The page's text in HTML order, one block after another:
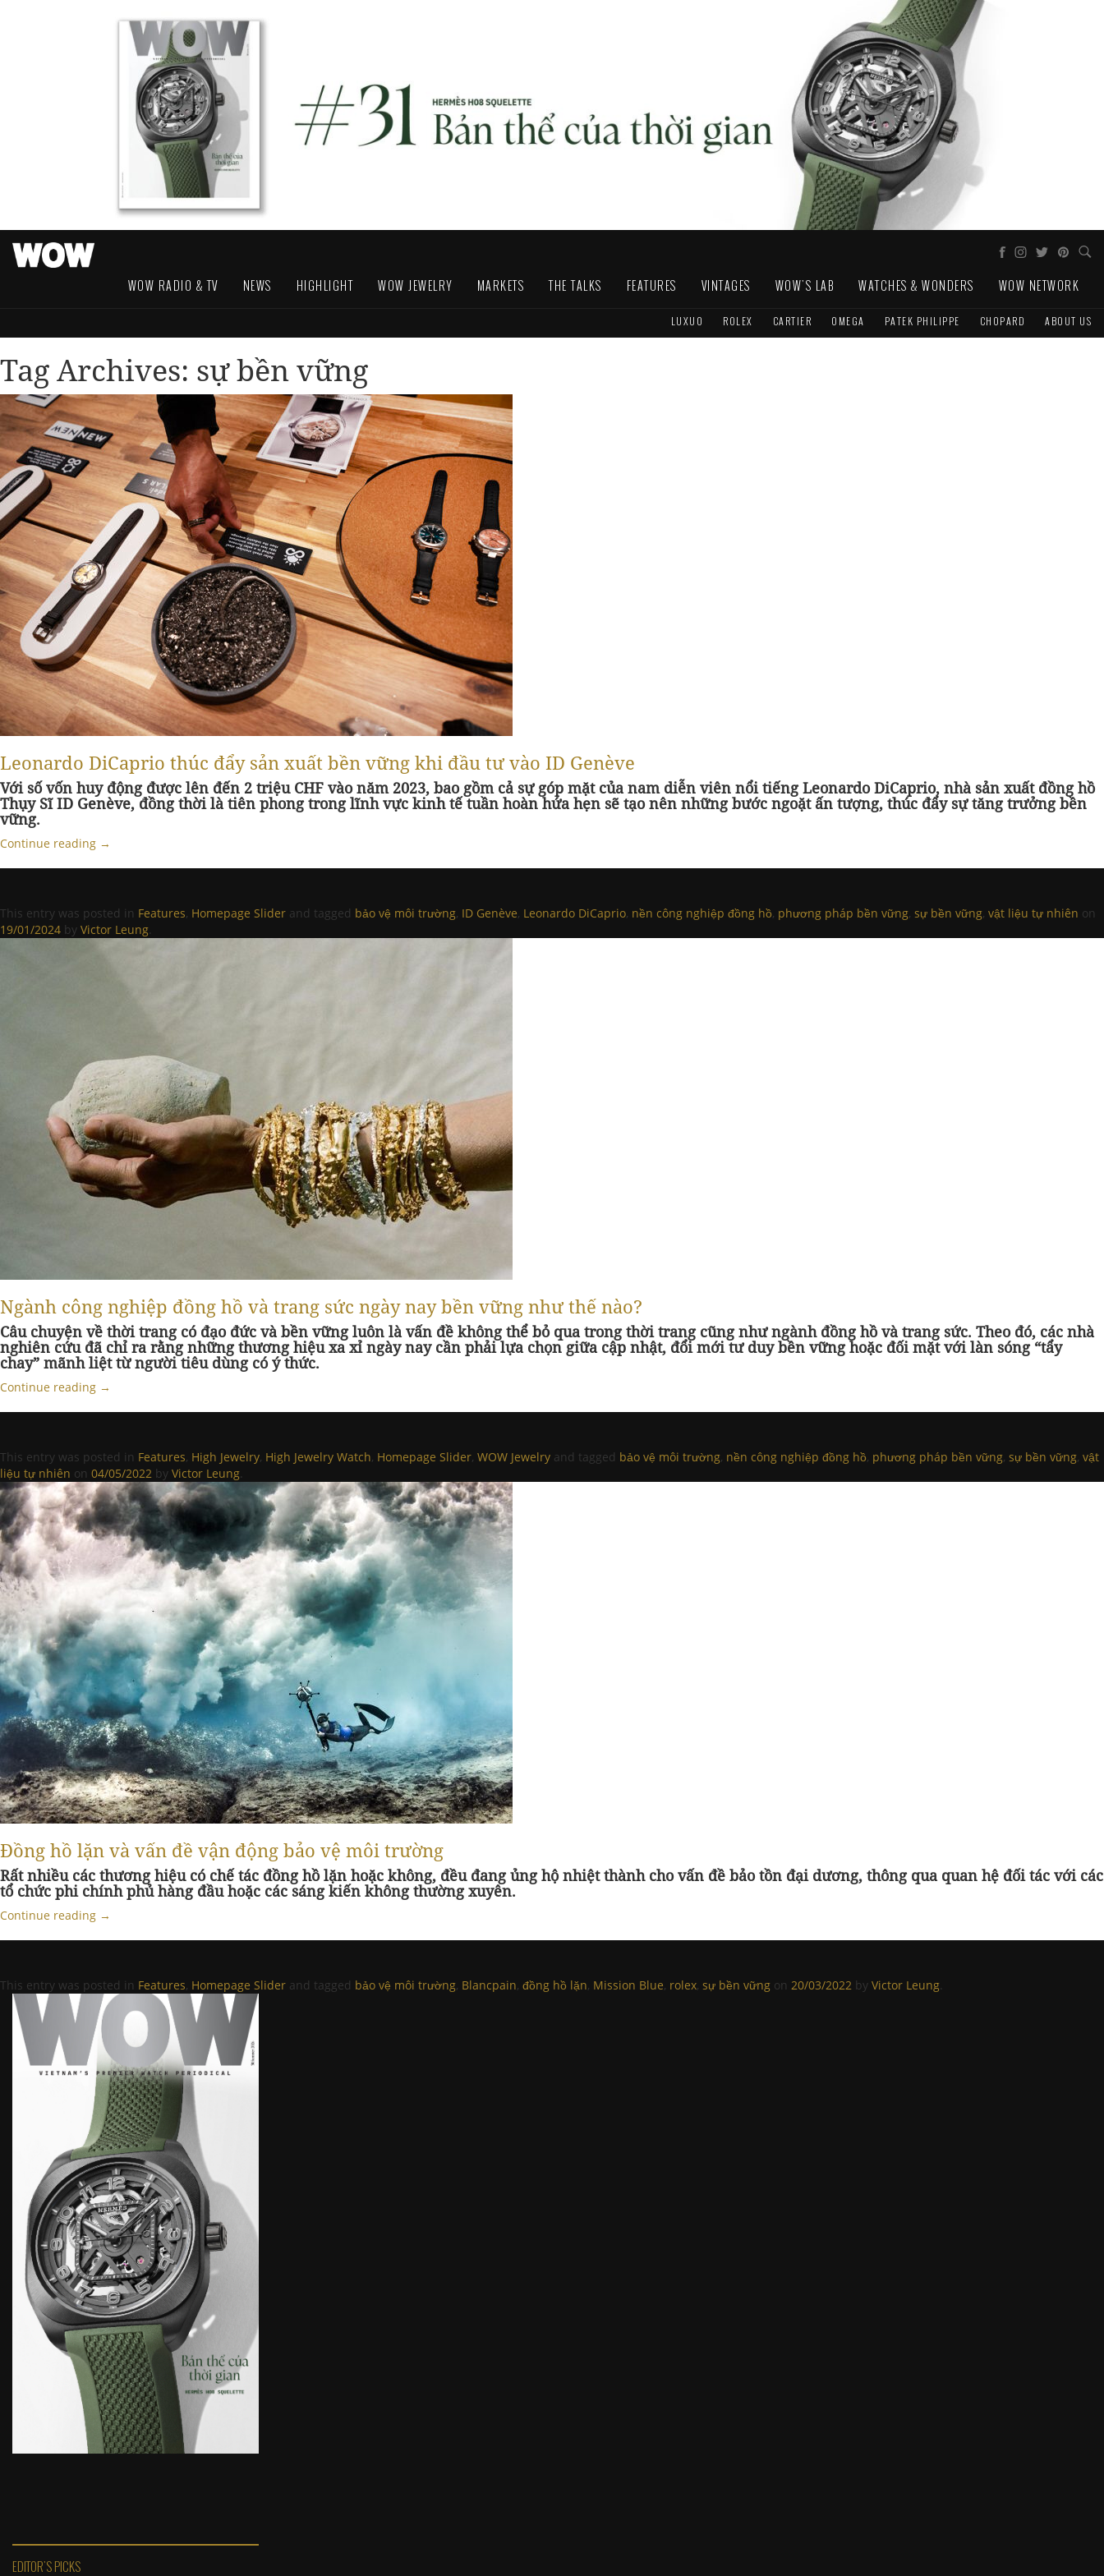
WOW RADIO & TV NEWS HIGHLIGHT WOW JEWELRY MARKETS THE TALKS FEATURES VINTAGES WOW'S LAB WATCHES & WONDERS WOW NETWORK
LUXUO ROLEX CARTIER OMEGA PATEK PHILIPPE CHOPARD ABOUT US
Tag Archives: sự bền vững
Leonardo DiCaprio thúc đẩy sản xuất bền vững khi đầu tư vào ID Genève
Với số vốn huy động được lên đến 2 triệu CHF vào năm 2023, bao gồm cả sự góp mặt của nam diễn viên nổi tiếng Leonardo DiCaprio, nhà sản xuất đồng hồ
Thụy Sĩ ID Genève, đồng thời là tiên phong trong lĩnh vực kinh tế tuần hoàn hứa hẹn sẽ tạo nên những bước ngoặt ấn tượng, thúc đẩy sự tăng trưởng bền
vững.
Continue reading →
This entry was posted in Features, Homepage Slider and tagged bảo vệ môi trường, ID Genève, Leonardo DiCaprio, nền công nghiệp đồng hồ, phương pháp bền vững, sự bền vững, vật liệu tự nhiên on
19/01/2024 by Victor Leung.
Ngành công nghiệp đồng hồ và trang sức ngày nay bền vững như thế nào?
Câu chuyện về thời trang có đạo đức và bền vững luôn là vấn đề không thể bỏ qua trong thời trang cũng như ngành đồng hồ và trang sức. Theo đó, các nhà
nghiên cứu đã chỉ ra rằng những thương hiệu xa xỉ ngày nay cần phải lựa chọn giữa cập nhật, đổi mới tư duy bền vững hoặc đối mặt với làn sóng “tẩy
chay” mãnh liệt từ người tiêu dùng có ý thức.
Continue reading →
This entry was posted in Features, High Jewelry, High Jewelry Watch, Homepage Slider, WOW Jewelry and tagged bảo vệ môi trường, nền công nghiệp đồng hồ, phương pháp bền vững, sự bền vững, vật
liệu tự nhiên on 04/05/2022 by Victor Leung.
Đồng hồ lặn và vấn đề vận động bảo vệ môi trường
Rất nhiều các thương hiệu có chế tác đồng hồ lặn hoặc không, đều đang ủng hộ nhiệt thành cho vấn đề bảo tồn đại dương, thông qua quan hệ đối tác với các
tổ chức phi chính phủ hàng đầu hoặc các sáng kiến không thường xuyên.
Continue reading →
This entry was posted in Features, Homepage Slider and tagged bảo vệ môi trường, Blancpain, đồng hồ lặn, Mission Blue, rolex, sự bền vững on 20/03/2022 by Victor Leung.
EDITOR'S PICKS